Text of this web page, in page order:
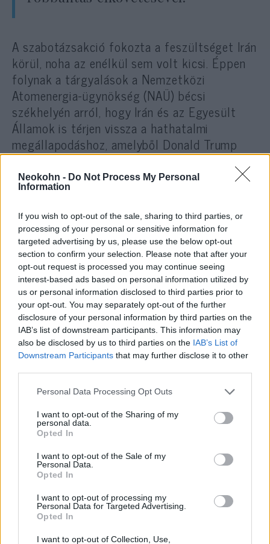
Neokohn - Do Not Process My Personal
Information
If you wish to opt-out of the sale, sharing to third parties, or
processing of your personal or sensitive information for
targeted advertising by us, please use the below opt-out
section to confirm your selection. Please note that after your
opt-out request is processed you may continue seeing
interest-based ads based on personal information utilized by
us or personal information disclosed to third parties prior to
your opt-out. You may separately opt-out of the further
disclosure of your personal information by third parties on the
IAB’s list of downstream participants. This information may
also be disclosed by us to third parties on the IAB’s List of
Downstream Participants that may further disclose it to other
Please note that this website/app uses one or more Google
not limited to your visit or usage behaviour. You may click to
grant or deny consent to Google and its third-party tags to
use your data for below specified purposes in below Google
consent section.
Personal Data Processing Opt Outs
I want to opt-out of the Sharing of my
personal data.
Opted In
I want to opt-out of the Sale of my
Personal Data.
Opted In
I want to opt-out of processing my
Personal Data for Targeted Advertising.
Opted In
I want to opt-out of Collection, Use,
A szabotázsakció fokozta a feszültséget Irán
körül, noha az enélkül sem volt kicsi. Éppen
folynak a tárgyalások a Nemzetközi
Atomenergia-ügynökség (NAÜ) bécsi
székhelyén arról, hogy Irán és az Egyesült
Államok is térjen vissza a hathatalmi
megállapodáshoz, amelyből Donald Trump
előző amerikai elnök 2018-ban kiléptette
országát, amire válaszul Irán fokozatosan
felhagyott kötelezettségvállalásai
teljesítésével, és sorra átlépte a
szerződésben megszabott korlátozásokat.
Ráadásul közben a héten bejelentette, hogy
az eddigi legmagasabb szintre fogja dúsítani
az uránt, válaszul a natanzi támadásra,
továbbá ezer korszerűbb centrifugát helyez
üzembe.
Regionális együttműködési tervben
állapodott meg Izrael, Görögország,
Ciprus és az arab emírségek
Regionális együttműködési tervben
állapodtak meg Izrael, Görögország és Ciprus
külügyminiszterei, valamint az Egyesült Arab
Emírségek egyik vezető külügyi képviselője
pénteki ciprusi tanácskozásukon – írja az
A Páfosz városában rendezett találkozó után